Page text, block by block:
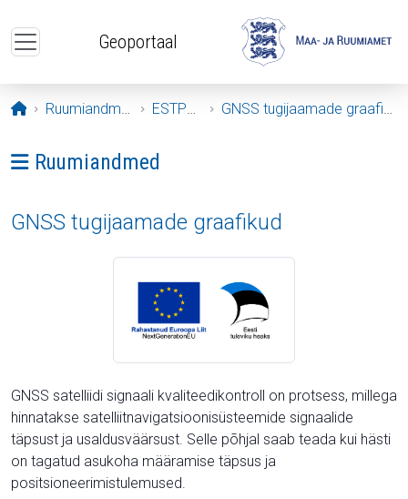
Geoportaal
Avaleht
Ruumiandmed ESTPOS GNSS tugijaamade graafikud
Ava menüü: Ruumiandmed
Ruumiandmed
GNSS tugijaamade graafikud
GNSS satelliidi signaali kvaliteedikontroll on protsess, millega
hinnatakse satelliitnavigatsioonisüsteemide signaalide
täpsust ja usaldusväärsust. Selle põhjal saab teada kui hästi
on tagatud asukoha määramise täpsus ja
positsioneerimistulemused.